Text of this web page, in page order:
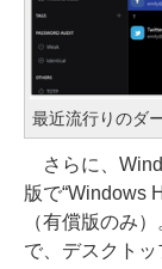
最近流行りのダ
さらに、
版で“Windows
（有償版のみ
で、デスクトッ